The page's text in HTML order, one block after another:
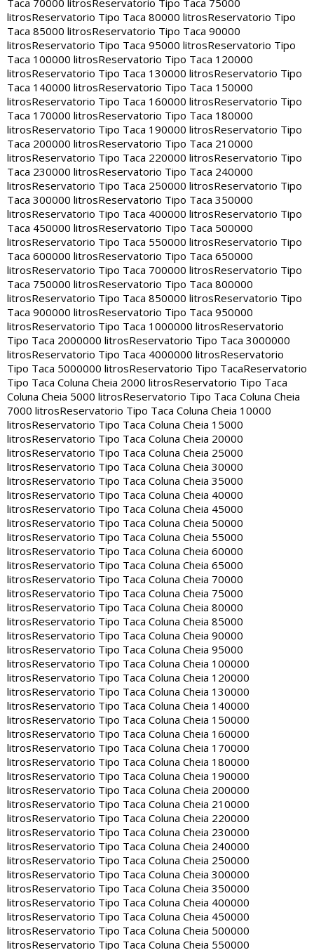
Taca 70000 litros Reservatorio Tipo Taca 75000
litrosReservatorio Tipo Taca 80000 litrosReservatorio Tipo
Taca 85000 litrosReservatorio Tipo Taca 90000
litrosReservatorio Tipo Taca 95000 litrosReservatorio Tipo
Taca 100000 litrosReservatorio Tipo Taca 120000
litrosReservatorio Tipo Taca 130000 litrosReservatorio Tipo
Taca 140000 litrosReservatorio Tipo Taca 150000
litrosReservatorio Tipo Taca 160000 litrosReservatorio Tipo
Taca 170000 litrosReservatorio Tipo Taca 180000
litrosReservatorio Tipo Taca 190000 litrosReservatorio Tipo
Taca 200000 litrosReservatorio Tipo Taca 210000
litrosReservatorio Tipo Taca 220000 litrosReservatorio Tipo
Taca 230000 litrosReservatorio Tipo Taca 240000
litrosReservatorio Tipo Taca 250000 litrosReservatorio Tipo
Taca 300000 litrosReservatorio Tipo Taca 350000
litrosReservatorio Tipo Taca 400000 litrosReservatorio Tipo
Taca 450000 litrosReservatorio Tipo Taca 500000
litrosReservatorio Tipo Taca 550000 litrosReservatorio Tipo
Taca 600000 litrosReservatorio Tipo Taca 650000
litrosReservatorio Tipo Taca 700000 litrosReservatorio Tipo
Taca 750000 litrosReservatorio Tipo Taca 800000
litrosReservatorio Tipo Taca 850000 litrosReservatorio Tipo
Taca 900000 litrosReservatorio Tipo Taca 950000
litrosReservatorio Tipo Taca 1000000 litrosReservatorio
Tipo Taca 2000000 litrosReservatorio Tipo Taca 3000000
litrosReservatorio Tipo Taca 4000000 litrosReservatorio
Tipo Taca 5000000 litrosReservatorio Tipo TacaReservatorio
Tipo Taca Coluna Cheia 2000 litrosReservatorio Tipo Taca
Coluna Cheia 5000 litrosReservatorio Tipo Taca Coluna Cheia
7000 litrosReservatorio Tipo Taca Coluna Cheia 10000
litrosReservatorio Tipo Taca Coluna Cheia 15000
litrosReservatorio Tipo Taca Coluna Cheia 20000
litrosReservatorio Tipo Taca Coluna Cheia 25000
litrosReservatorio Tipo Taca Coluna Cheia 30000
litrosReservatorio Tipo Taca Coluna Cheia 35000
litrosReservatorio Tipo Taca Coluna Cheia 40000
litrosReservatorio Tipo Taca Coluna Cheia 45000
litrosReservatorio Tipo Taca Coluna Cheia 50000
litrosReservatorio Tipo Taca Coluna Cheia 55000
litrosReservatorio Tipo Taca Coluna Cheia 60000
litrosReservatorio Tipo Taca Coluna Cheia 65000
litrosReservatorio Tipo Taca Coluna Cheia 70000
litrosReservatorio Tipo Taca Coluna Cheia 75000
litrosReservatorio Tipo Taca Coluna Cheia 80000
litrosReservatorio Tipo Taca Coluna Cheia 85000
litrosReservatorio Tipo Taca Coluna Cheia 90000
litrosReservatorio Tipo Taca Coluna Cheia 95000
litrosReservatorio Tipo Taca Coluna Cheia 100000
litrosReservatorio Tipo Taca Coluna Cheia 120000
litrosReservatorio Tipo Taca Coluna Cheia 130000
litrosReservatorio Tipo Taca Coluna Cheia 140000
litrosReservatorio Tipo Taca Coluna Cheia 150000
litrosReservatorio Tipo Taca Coluna Cheia 160000
litrosReservatorio Tipo Taca Coluna Cheia 170000
litrosReservatorio Tipo Taca Coluna Cheia 180000
litrosReservatorio Tipo Taca Coluna Cheia 190000
litrosReservatorio Tipo Taca Coluna Cheia 200000
litrosReservatorio Tipo Taca Coluna Cheia 210000
litrosReservatorio Tipo Taca Coluna Cheia 220000
litrosReservatorio Tipo Taca Coluna Cheia 230000
litrosReservatorio Tipo Taca Coluna Cheia 240000
litrosReservatorio Tipo Taca Coluna Cheia 250000
litrosReservatorio Tipo Taca Coluna Cheia 300000
litrosReservatorio Tipo Taca Coluna Cheia 350000
litrosReservatorio Tipo Taca Coluna Cheia 400000
litrosReservatorio Tipo Taca Coluna Cheia 450000
litrosReservatorio Tipo Taca Coluna Cheia 500000
litrosReservatorio Tipo Taca Coluna Cheia 550000